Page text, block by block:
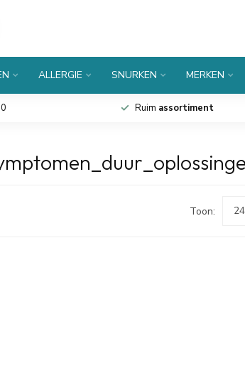
ALLERGIE SNURKEN MERKEN
Ruim assortiment
Toon: